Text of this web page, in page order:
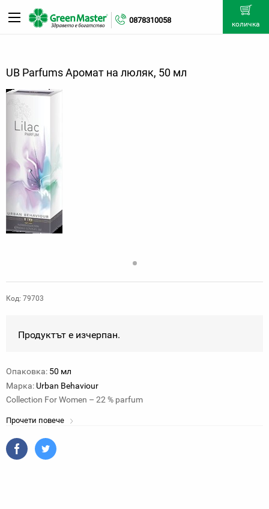
0878310058 количка
UB Parfums Аромат на люляк, 50 мл
Код: 79703
Продуктът е изчерпан.
Опаковка: 50 мл
Марка: Urban Behaviour
Collection For Women – 22 % parfum
Прочети повече